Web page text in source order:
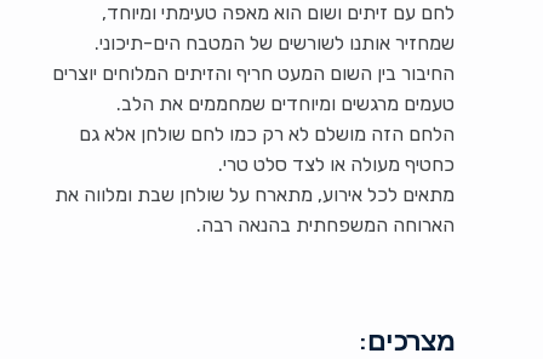
לחם עם זיתים ושום הוא מאפה טעימתי ומיוחד,
שמחזיר אותנו לשורשים של המטבח הים-תיכוני.
החיבור בין השום המעט חריף והזיתים המלוחים יוצרים
טעמים מרגשים ומיוחדים שמחממים את הלב.
הלחם הזה מושלם לא רק כמו לחם שולחן אלא גם
כחטיף מעולה או לצד סלט טרי.
מתאים לכל אירוע, מתארח על שולחן שבת ומלווה את
הארוחה המשפחתית בהנאה רבה.
מצרכים: